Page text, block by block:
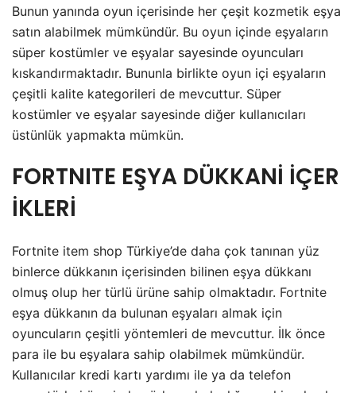
Bunun yanında oyun içerisinde her çeşit kozmetik eşya
satın alabilmek mümkündür. Bu oyun içinde eşyaların
süper kostümler ve eşyalar sayesinde oyuncuları
kıskandırmaktadır. Bununla birlikte oyun içi eşyaların
çeşitli kalite kategorileri de mevcuttur. Süper
kostümler ve eşyalar sayesinde diğer kullanıcıları
üstünlük yapmakta mümkün.
FORTNITE EŞYA DÜKKANİ İÇER
İKLERİ
Fortnite item shop Türkiye’de daha çok tanınan yüz
binlerce dükkanın içerisinden bilinen eşya dükkanı
olmuş olup her türlü ürüne sahip olmaktadır. Fortnite
eşya dükkanın da bulunan eşyaları almak için
oyuncuların çeşitli yöntemleri de mevcuttur. İlk önce
para ile bu eşyalara sahip olabilmek mümkündür.
Kullanıcılar kredi kartı yardımı ile ya da telefon